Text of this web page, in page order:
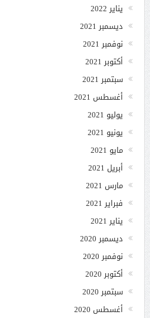
يناير 2022
ديسمبر 2021
نوفمبر 2021
أكتوبر 2021
سبتمبر 2021
أغسطس 2021
يوليو 2021
يونيو 2021
مايو 2021
أبريل 2021
مارس 2021
فبراير 2021
يناير 2021
ديسمبر 2020
نوفمبر 2020
أكتوبر 2020
سبتمبر 2020
أغسطس 2020